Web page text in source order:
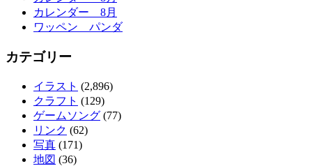
カレンダー 8月
ワッペン パンダ
カテゴリー
イラスト (2,896)
クラフト (129)
ゲームソング (77)
リンク (62)
写真 (171)
地図 (36)